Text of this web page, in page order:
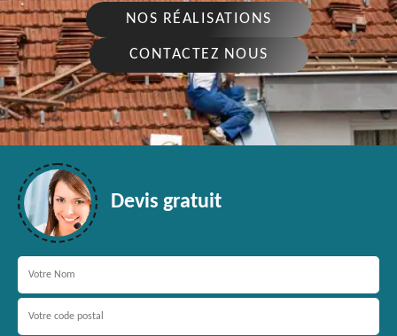
NOS RÉALISATIONS
CONTACTEZ NOUS
Devis gratuit